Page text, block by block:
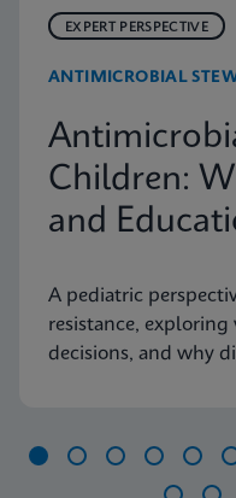
EXPERT PERSPECTIVE
ANTIMICROBIAL
Children:
and
A pediatric
resistance,
decisions, and why